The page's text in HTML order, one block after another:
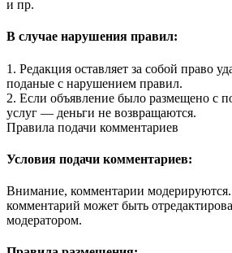
и пр.
В случае нарушения правил:
1. Редакция оставляет за собой право
поданые с нарушением правил.
2. Если объявление было размещено с
услуг — деньги не возвращаются.
Правила подачи комментариев
Условия подачи комментариев:
Внимание, комментарии модерируются.
комментарий может быть
модератором.